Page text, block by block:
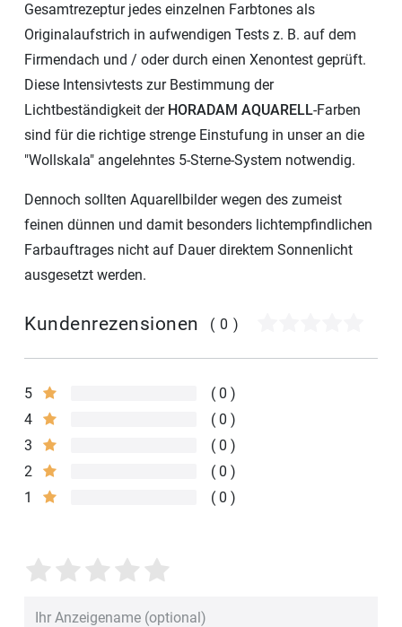
Gesamtrezeptur jedes einzelnen Farbtones als
Originalaufstrich in aufwendigen Tests z. B. auf dem
Firmendach und / oder durch einen Xenontest geprüft.
Diese Intensivtests zur Bestimmung der
Lichtbeständigkeit der HORADAM AQUARELL-Farben
sind für die richtige strenge Einstufung in unser an die
"Wollskala" angelehntes 5-Sterne-System notwendig.
Dennoch sollten Aquarellbilder wegen des zumeist
feinen dünnen und damit besonders lichtempfindlichen
Farbauftrages nicht auf Dauer direktem Sonnenlicht
ausgesetzt werden.
Kundenrezensionen (0)
5
0
4
0
3
0
2
0
1
0